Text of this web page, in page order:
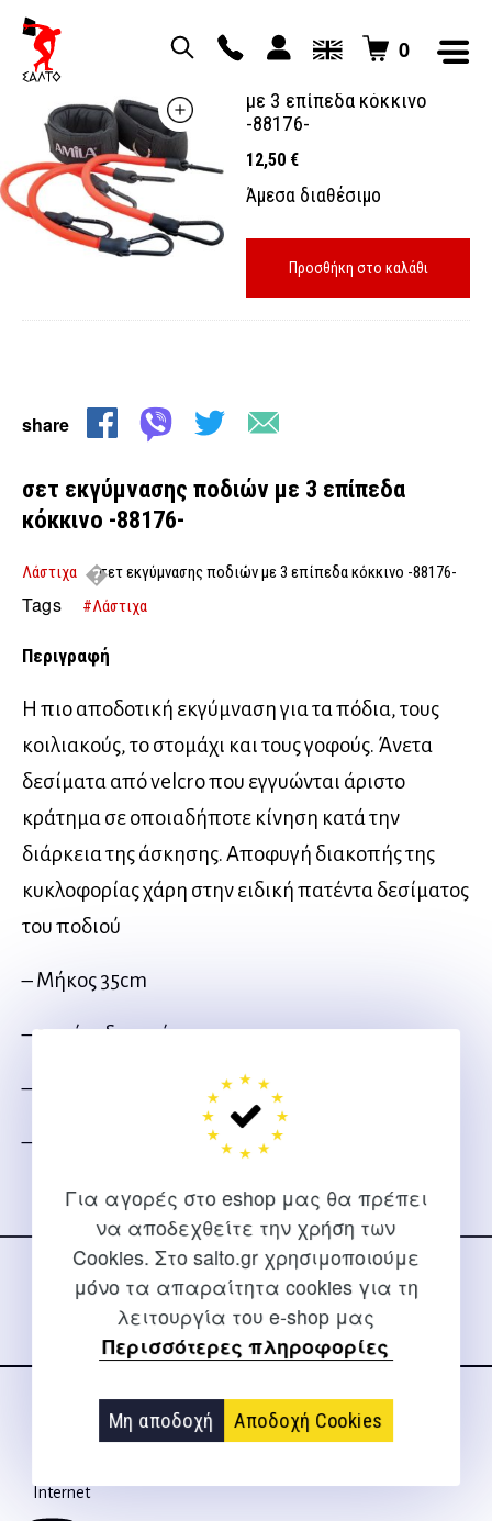
Για αγορές στο eshop μας θα πρέπει
να αποδεχθείτε την χρήση των
Cookies. Στο salto.gr χρησιμοποιούμε
μόνο τα απαραίτητα cookies για τη
λειτουργία του e-shop μας
Περισσότερες πληροφορίες
Μη αποδοχή Αποδοχή Cookies
0
με 3 επίπεδα κόκκινο
-88176-
12,50 €
Άμεσα διαθέσιμο
Προσθήκη στο καλάθι
share
σετ εκγύμνασης ποδιών με 3 επίπεδα
κόκκινο -88176-
Λάστιχα σετ εκγύμνασης ποδιών με 3 επίπεδα κόκκινο -88176-
Tags #Λάστιχα
Περιγραφή
Η πιο αποδοτική εκγύμναση για τα πόδια, τους
κοιλιακούς, το στομάχι και τους γοφούς. Άνετα
δεσίματα από velcro που εγγυώνται άριστο
κράτημα σε οποιαδήποτε κίνηση κατά την
διάρκεια της άσκησης. Αποφυγή διακοπής της
κυκλοφορίας χάρη στην ειδική πατέντα δεσίματος
του ποδιού
– Μήκος 35cm
– 3 επίπεδα αντίστασης
– Αντίσταση Σκληρό
– Χρώμα Κόκκινο
Ακολουθήστε μας
στα social media
ΕΠΙΚΟΙΝΩΝΊΑ
Internet